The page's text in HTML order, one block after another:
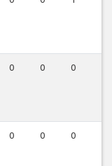
0 0 0
0 0 0